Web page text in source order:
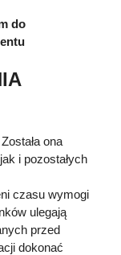
do
ona
i pozostałych
czasu wymogi
ulegają
przed
dokonać